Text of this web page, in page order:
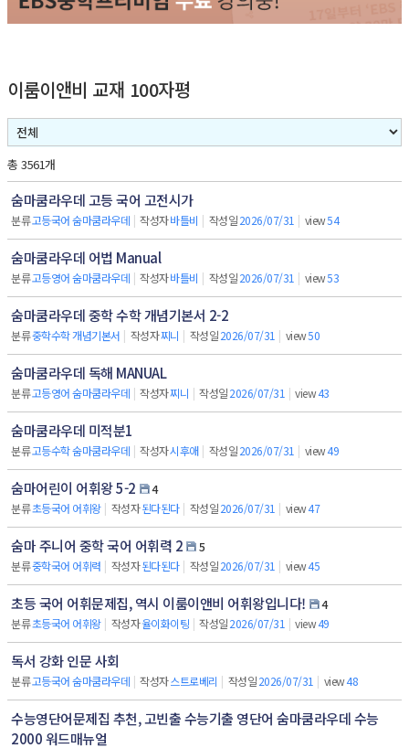
이룸이앤비 교재 100자평
총 3561개
숨마쿰라우데 고등 국어 고전시가
분류고등국어 숨마쿰라우데 | 작성자바틀비 | 작성일2026/07/31 | view54
숨마쿰라우데 어법 Manual
분류고등영어 숨마쿰라우데 | 작성자바틀비 | 작성일2026/07/31 | view53
숨마쿰라우데 중학 수학 개념기본서 2-2
분류중학수학 개념기본서 | 작성자찌니 | 작성일2026/07/31 | view50
숨마쿰라우데 독해 MANUAL
분류고등영어 숨마쿰라우데 | 작성자찌니 | 작성일2026/07/31 | view43
숨마쿰라우데 미적분1
분류고등수학 숨마쿰라우데 | 작성자시후애 | 작성일2026/07/31 | view49
숨마어린이 어휘왕 5-2
4
분류초등국어 어휘왕 | 작성자된다된다 | 작성일2026/07/31 | view47
숨마 주니어 중학 국어 어휘력 2
5
분류중학국어 어휘력 | 작성자된다된다 | 작성일2026/07/31 | view45
초등 국어 어휘문제집, 역시 이룸이앤비 어휘왕입니다!
4
분류초등국어 어휘왕 | 작성자율이화이팅 | 작성일2026/07/31 | view49
독서 강화 인문 사회
분류고등국어 숨마쿰라우데 | 작성자스트로베리 | 작성일2026/07/31 | view48
수능영단어문제집 추천, 고빈출 수능기출 영단어 숨마쿰라우데 수능
2000 워드매뉴얼